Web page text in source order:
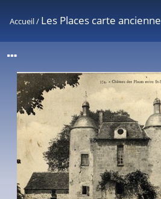
Accueil/ Les Places carte ancienne